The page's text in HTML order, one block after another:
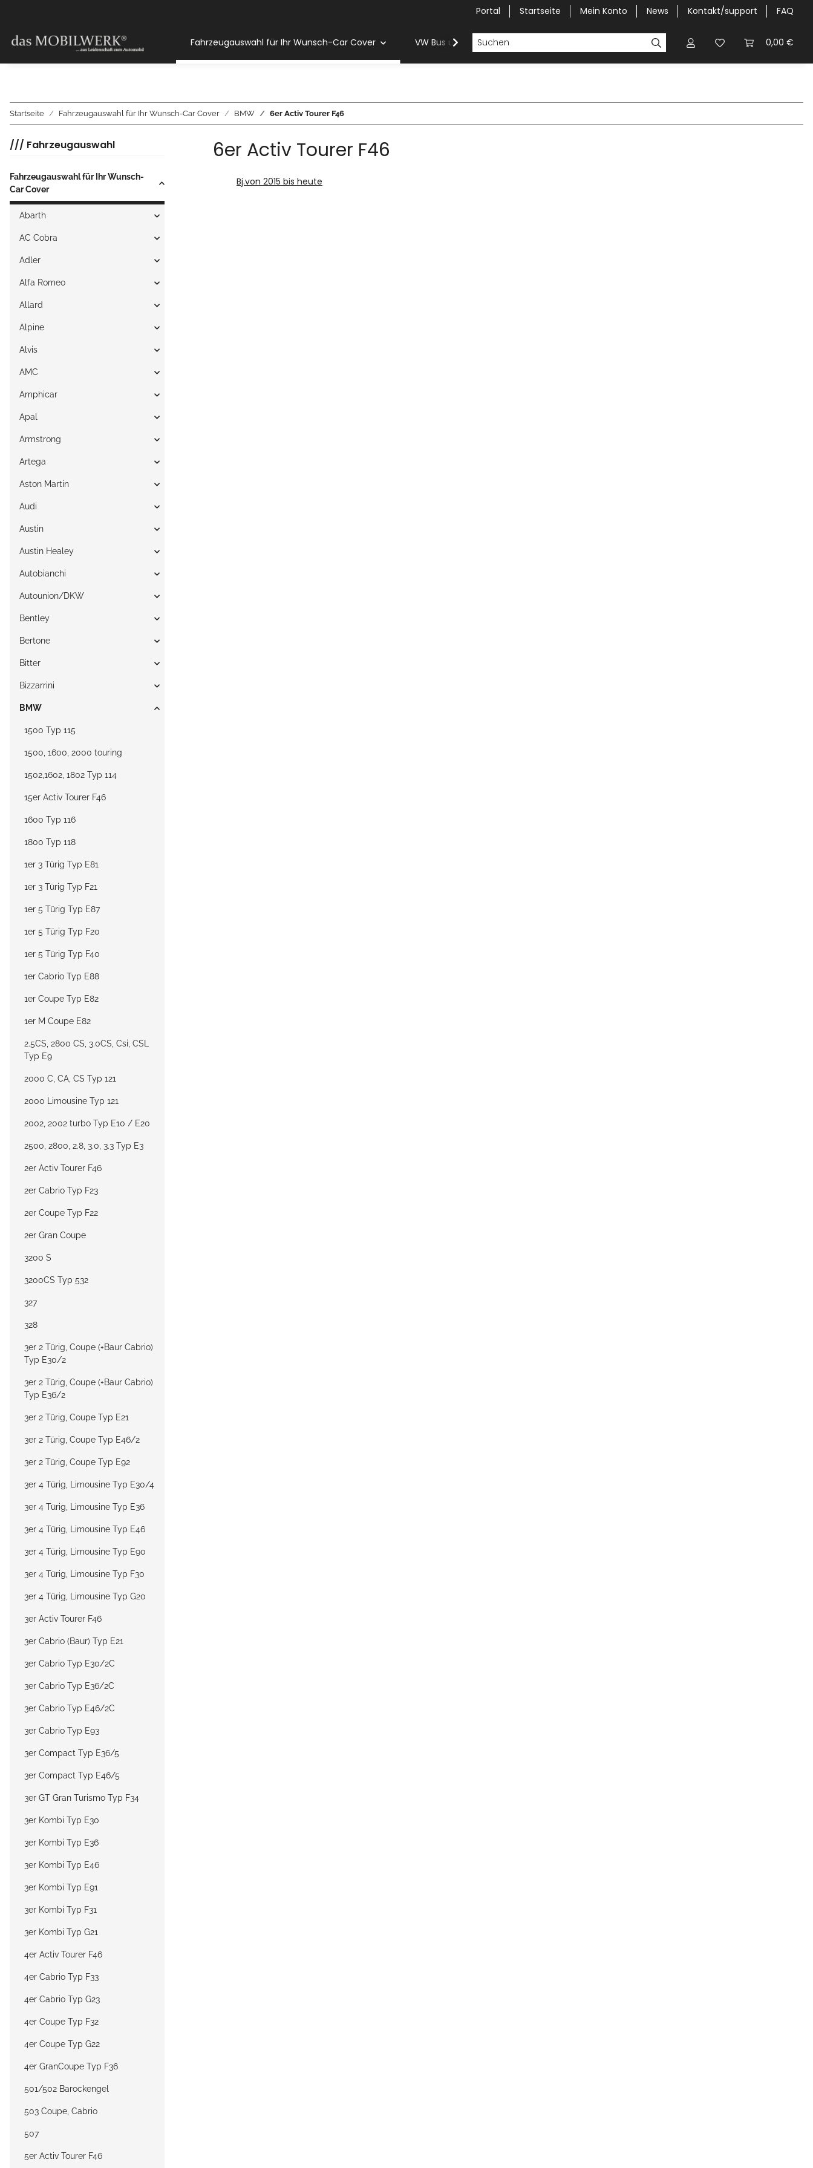
Portal Startseite Mein Konto News Kontakt/support FAQ
0,00 €
Fahrzeugauswahl für Ihr Wunsch-Car Cover VW Bus und Van Car Cover Halbgaragen / Kapuzen nach
Startseite Fahrzeugauswahl für Ihr Wunsch-Car Cover BMW 6er Activ Tourer F46
6er Activ Tourer F46
Bj.von 2015 bis heute
/// Fahrzeugauswahl
Fahrzeugauswahl für Ihr Wunsch-
Car Cover
Abarth
AC Cobra
Adler
Alfa Romeo
Allard
Alpine
Alvis
AMC
Amphicar
Apal
Armstrong
Artega
Aston Martin
Audi
Austin
Austin Healey
Autobianchi
Autounion/DKW
Bentley
Bertone
Bitter
Bizzarrini
BMW
1500 Typ 115
1500, 1600, 2000 touring
1502,1602, 1802 Typ 114
15er Activ Tourer F46
1600 Typ 116
1800 Typ 118
1er 3 Türig Typ E81
1er 3 Türig Typ F21
1er 5 Türig Typ E87
1er 5 Türig Typ F20
1er 5 Türig Typ F40
1er Cabrio Typ E88
1er Coupe Typ E82
1er M Coupe E82
2.5CS, 2800 CS, 3.0CS, Csi, CSL
Typ E9
2000 C, CA, CS Typ 121
2000 Limousine Typ 121
2002, 2002 turbo Typ E10 / E20
2500, 2800, 2.8, 3.0, 3.3 Typ E3
2er Activ Tourer F46
2er Cabrio Typ F23
2er Coupe Typ F22
2er Gran Coupe
3200 S
3200CS Typ 532
327
328
3er 2 Türig, Coupe (+Baur Cabrio)
Typ E30/2
3er 2 Türig, Coupe (+Baur Cabrio)
Typ E36/2
3er 2 Türig, Coupe Typ E21
3er 2 Türig, Coupe Typ E46/2
3er 2 Türig, Coupe Typ E92
3er 4 Türig, Limousine Typ E30/4
3er 4 Türig, Limousine Typ E36
3er 4 Türig, Limousine Typ E46
3er 4 Türig, Limousine Typ E90
3er 4 Türig, Limousine Typ F30
3er 4 Türig, Limousine Typ G20
3er Activ Tourer F46
3er Cabrio (Baur) Typ E21
3er Cabrio Typ E30/2C
3er Cabrio Typ E36/2C
3er Cabrio Typ E46/2C
3er Cabrio Typ E93
3er Compact Typ E36/5
3er Compact Typ E46/5
3er GT Gran Turismo Typ F34
3er Kombi Typ E30
3er Kombi Typ E36
3er Kombi Typ E46
3er Kombi Typ E91
3er Kombi Typ F31
3er Kombi Typ G21
4er Activ Tourer F46
4er Cabrio Typ F33
4er Cabrio Typ G23
4er Coupe Typ F32
4er Coupe Typ G22
4er GranCoupe Typ F36
501/502 Barockengel
503 Coupe, Cabrio
507
5er Activ Tourer F46